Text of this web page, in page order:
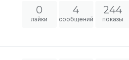
0
лайки
4
сообщений
244
показы